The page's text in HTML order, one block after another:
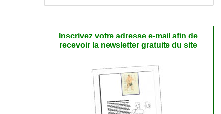
Inscrivez votre adresse e-mail afin de
recevoir la newsletter gratuite du site